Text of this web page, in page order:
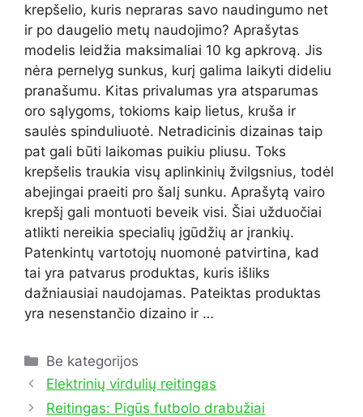
krepšelio, kuris nepraras savo naudingumo net
ir po daugelio metų naudojimo? Aprašytas
modelis leidžia maksimaliai 10 kg apkrovą. Jis
nėra pernelyg sunkus, kurį galima laikyti dideliu
pranašumu. Kitas privalumas yra atsparumas
oro sąlygoms, tokioms kaip lietus, kruša ir
saulės spinduliuotė. Netradicinis dizainas taip
pat gali būti laikomas puikiu pliusu. Toks
krepšelis traukia visų aplinkinių žvilgsnius, todėl
abejingai praeiti pro šalį sunku. Aprašytą vairo
krepšį gali montuoti beveik visi. Šiai užduočiai
atlikti nereikia specialių įgūdžių ar įrankių.
Patenkintų vartotojų nuomonė patvirtina, kad
tai yra patvarus produktas, kuris išliks
dažniausiai naudojamas. Pateiktas produktas
yra nesenstančio dizaino ir …
Kategorijos
Be kategorijos
Elektrinių virdulių reitingas
Reitingas: Pigūs futbolo drabužiai